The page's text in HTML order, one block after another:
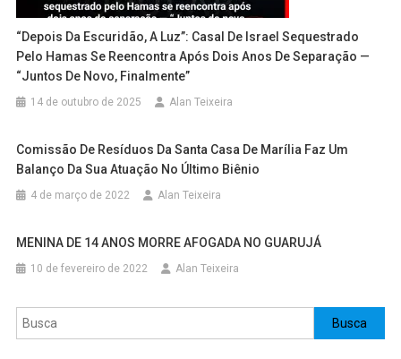
“Depois Da Escuridão, A Luz”: Casal De Israel Sequestrado
Pelo Hamas Se Reencontra Após Dois Anos De Separação —
“Juntos De Novo, Finalmente”
14 de outubro de 2025 Alan Teixeira
Comissão De Resíduos Da Santa Casa De Marília Faz Um
Balanço Da Sua Atuação No Último Biênio
4 de março de 2022 Alan Teixeira
MENINA DE 14 ANOS MORRE AFOGADA NO GUARUJÁ
10 de fevereiro de 2022 Alan Teixeira
Pesquisar Busca